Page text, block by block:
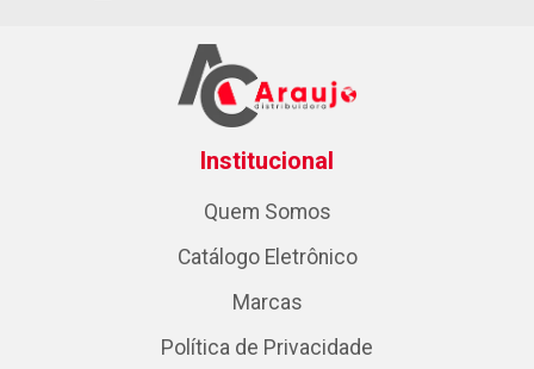
Institucional
Quem Somos
Catálogo Eletrônico
Marcas
Política de Privacidade